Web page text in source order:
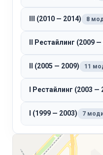
III (2010 — 2014) 8
II Рестайлинг (2009
II (2005 — 2009) 11
I Рестайлинг (2003 —
I (1999 — 2003) 7